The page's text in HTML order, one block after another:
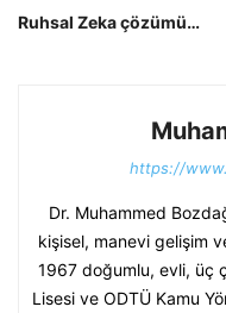
Ruhsal Zeka çözümü…
https://
Dr. Muhammed
kişisel, manevi gelişim
1967 doğumlu, evli, üç
Lisesi ve ODTÜ Kamu